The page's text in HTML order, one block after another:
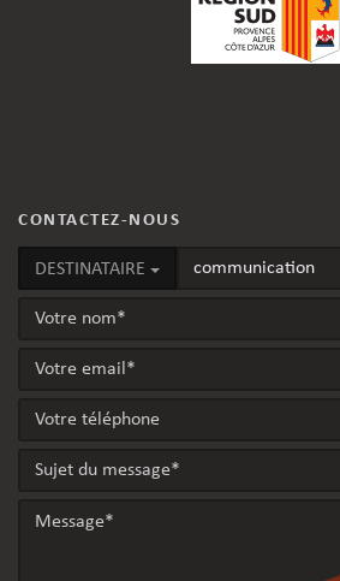
CONTACTEZ-NOUS
DESTINATAIRE